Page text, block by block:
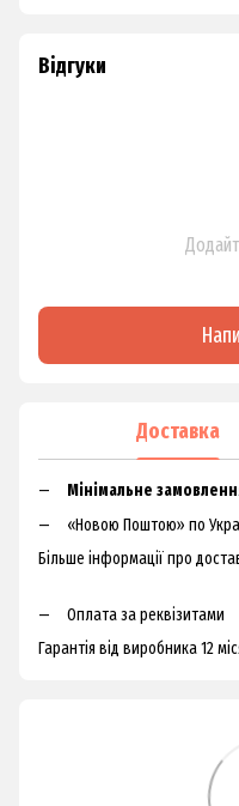
Відгуки
Доставка
Мінімальне
«Новою Поштою» по
Більше інформації про
Оплата за реквізитами
Гарантія від виробника 12